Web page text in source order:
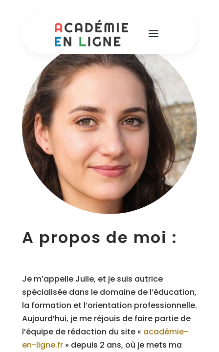
A propos de moi :
Je m’appelle Julie, et je suis autrice
spécialisée dans le domaine de l’éducation,
la formation et l’orientation professionnelle.
Aujourd’hui, je me réjouis de faire partie de
l’équipe de rédaction du site « académie-
en-ligne.fr» depuis 2 ans, où je mets ma